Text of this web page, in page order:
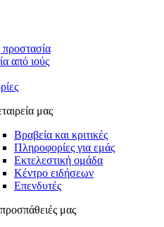
προστασία
από ιούς
μας
Βραβεία και κριτικές
Πληροφορίες για εμάς
Εκτελεστική ομάδα
Κέντρο ειδήσεων
Επενδυτές
μας